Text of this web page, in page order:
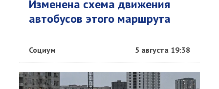
Изменена схема движения
автобусов этого маршрута
Социум 5 августа 19:38